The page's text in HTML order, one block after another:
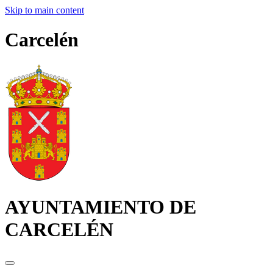
Skip to main content
Carcelén
AYUNTAMIENTO DE
CARCELÉN